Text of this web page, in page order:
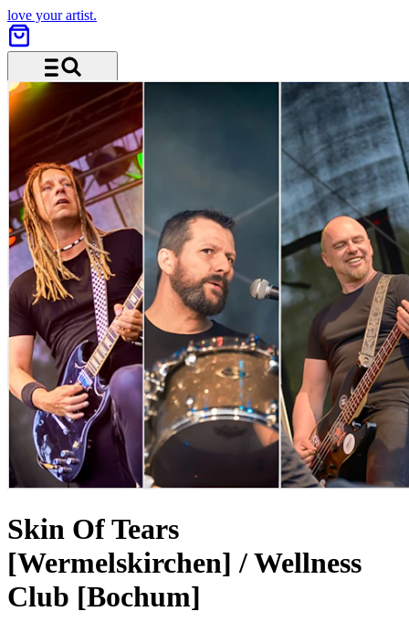
love your artist.
Menü und Suche
Skin Of Tears
[Wermelskirchen] / Wellness
Club [Bochum]